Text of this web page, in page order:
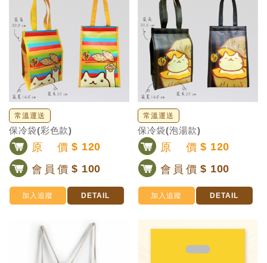
常溫運送
保冷袋(彩色款)
原價 $ 120
會員價 $ 100
加入追蹤 DETAIL
常溫運送
保冷袋(泡湯款)
原價 $ 120
會員價 $ 100
加入追蹤 DETAIL